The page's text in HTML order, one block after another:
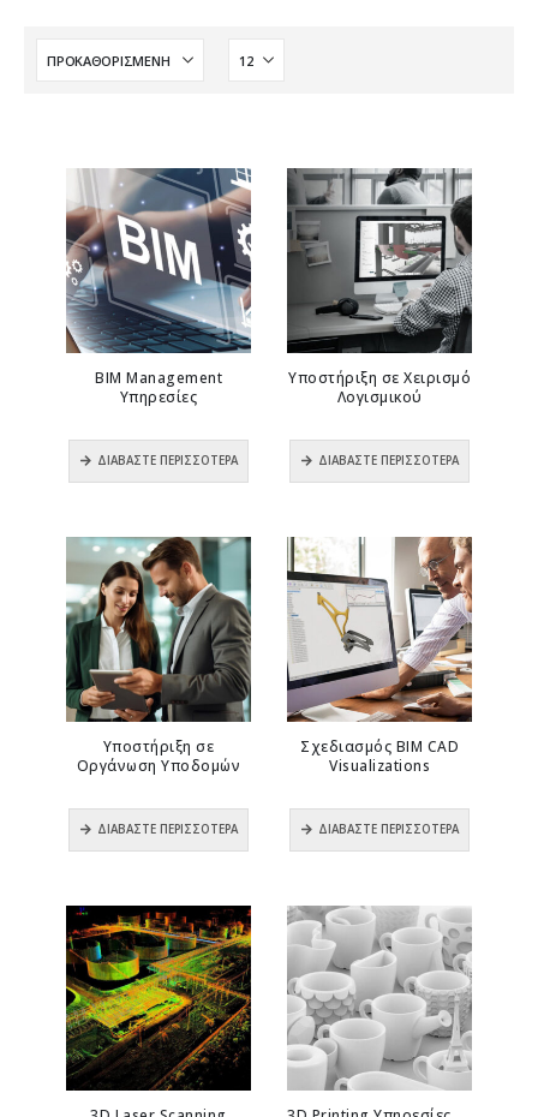
BIM Management
Υπηρεσίες
0out of 5
ΔΙΑΒΆΣΤΕ ΠΕΡΙΣΣΌΤΕΡΑ
Υποστήριξη σε Χειρισμό
Λογισμικού
0out of 5
ΔΙΑΒΆΣΤΕ ΠΕΡΙΣΣΌΤΕΡΑ
Υποστήριξη σε
Οργάνωση Υποδομών
0out of 5
ΔΙΑΒΆΣΤΕ ΠΕΡΙΣΣΌΤΕΡΑ
Σχεδιασμός BIM CAD
Visualizations
0out of 5
ΔΙΑΒΆΣΤΕ ΠΕΡΙΣΣΌΤΕΡΑ